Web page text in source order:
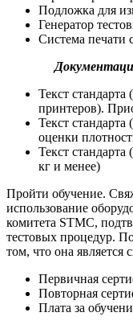
Подложка для
Генератор
Система печати
Текст стандарта
принтеров).
Текст стандарта
оценки
Текст
кг и менее)
Пройти обучение.
использование
комитета STMC,
тестовых процедур.
том, что она
Первичная
Повторная
Плата за